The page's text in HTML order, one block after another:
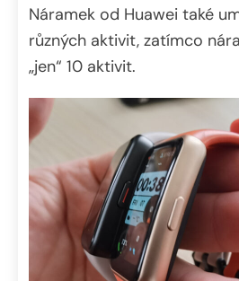
Náramek od Huawei také
různých aktivit, zatímco
„jen“ 10 aktivit.